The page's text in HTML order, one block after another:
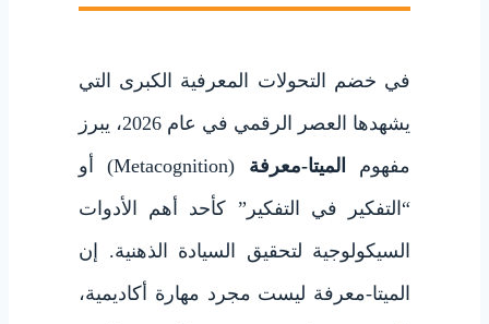
في خضم التحولات المعرفية الكبرى التي
يشهدها العصر الرقمي في عام 2026، يبرز
مفهوم
الميتا-معرفة
(Metacognition) أو
“التفكير في التفكير” كأحد أهم الأدوات
السيكولوجية لتحقيق السيادة الذهنية. إن
الميتا-معرفة ليست مجرد مهارة أكاديمية،